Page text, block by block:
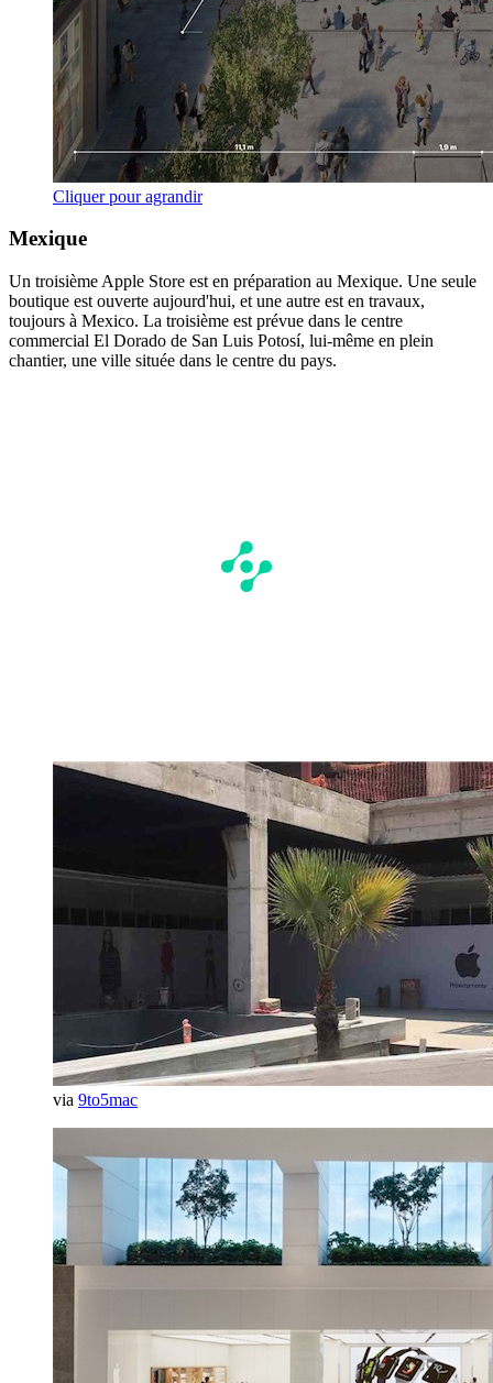
Cliquer pour agrandir
Mexique
Un troisième Apple Store est en préparation au Mexique. Une seule
boutique est ouverte aujourd'hui, et une autre est en travaux,
toujours à Mexico. La troisième est prévue dans le centre
commercial El Dorado de San Luis Potosí, lui-même en plein
chantier, une ville située dans le centre du pays.
via 9to5mac